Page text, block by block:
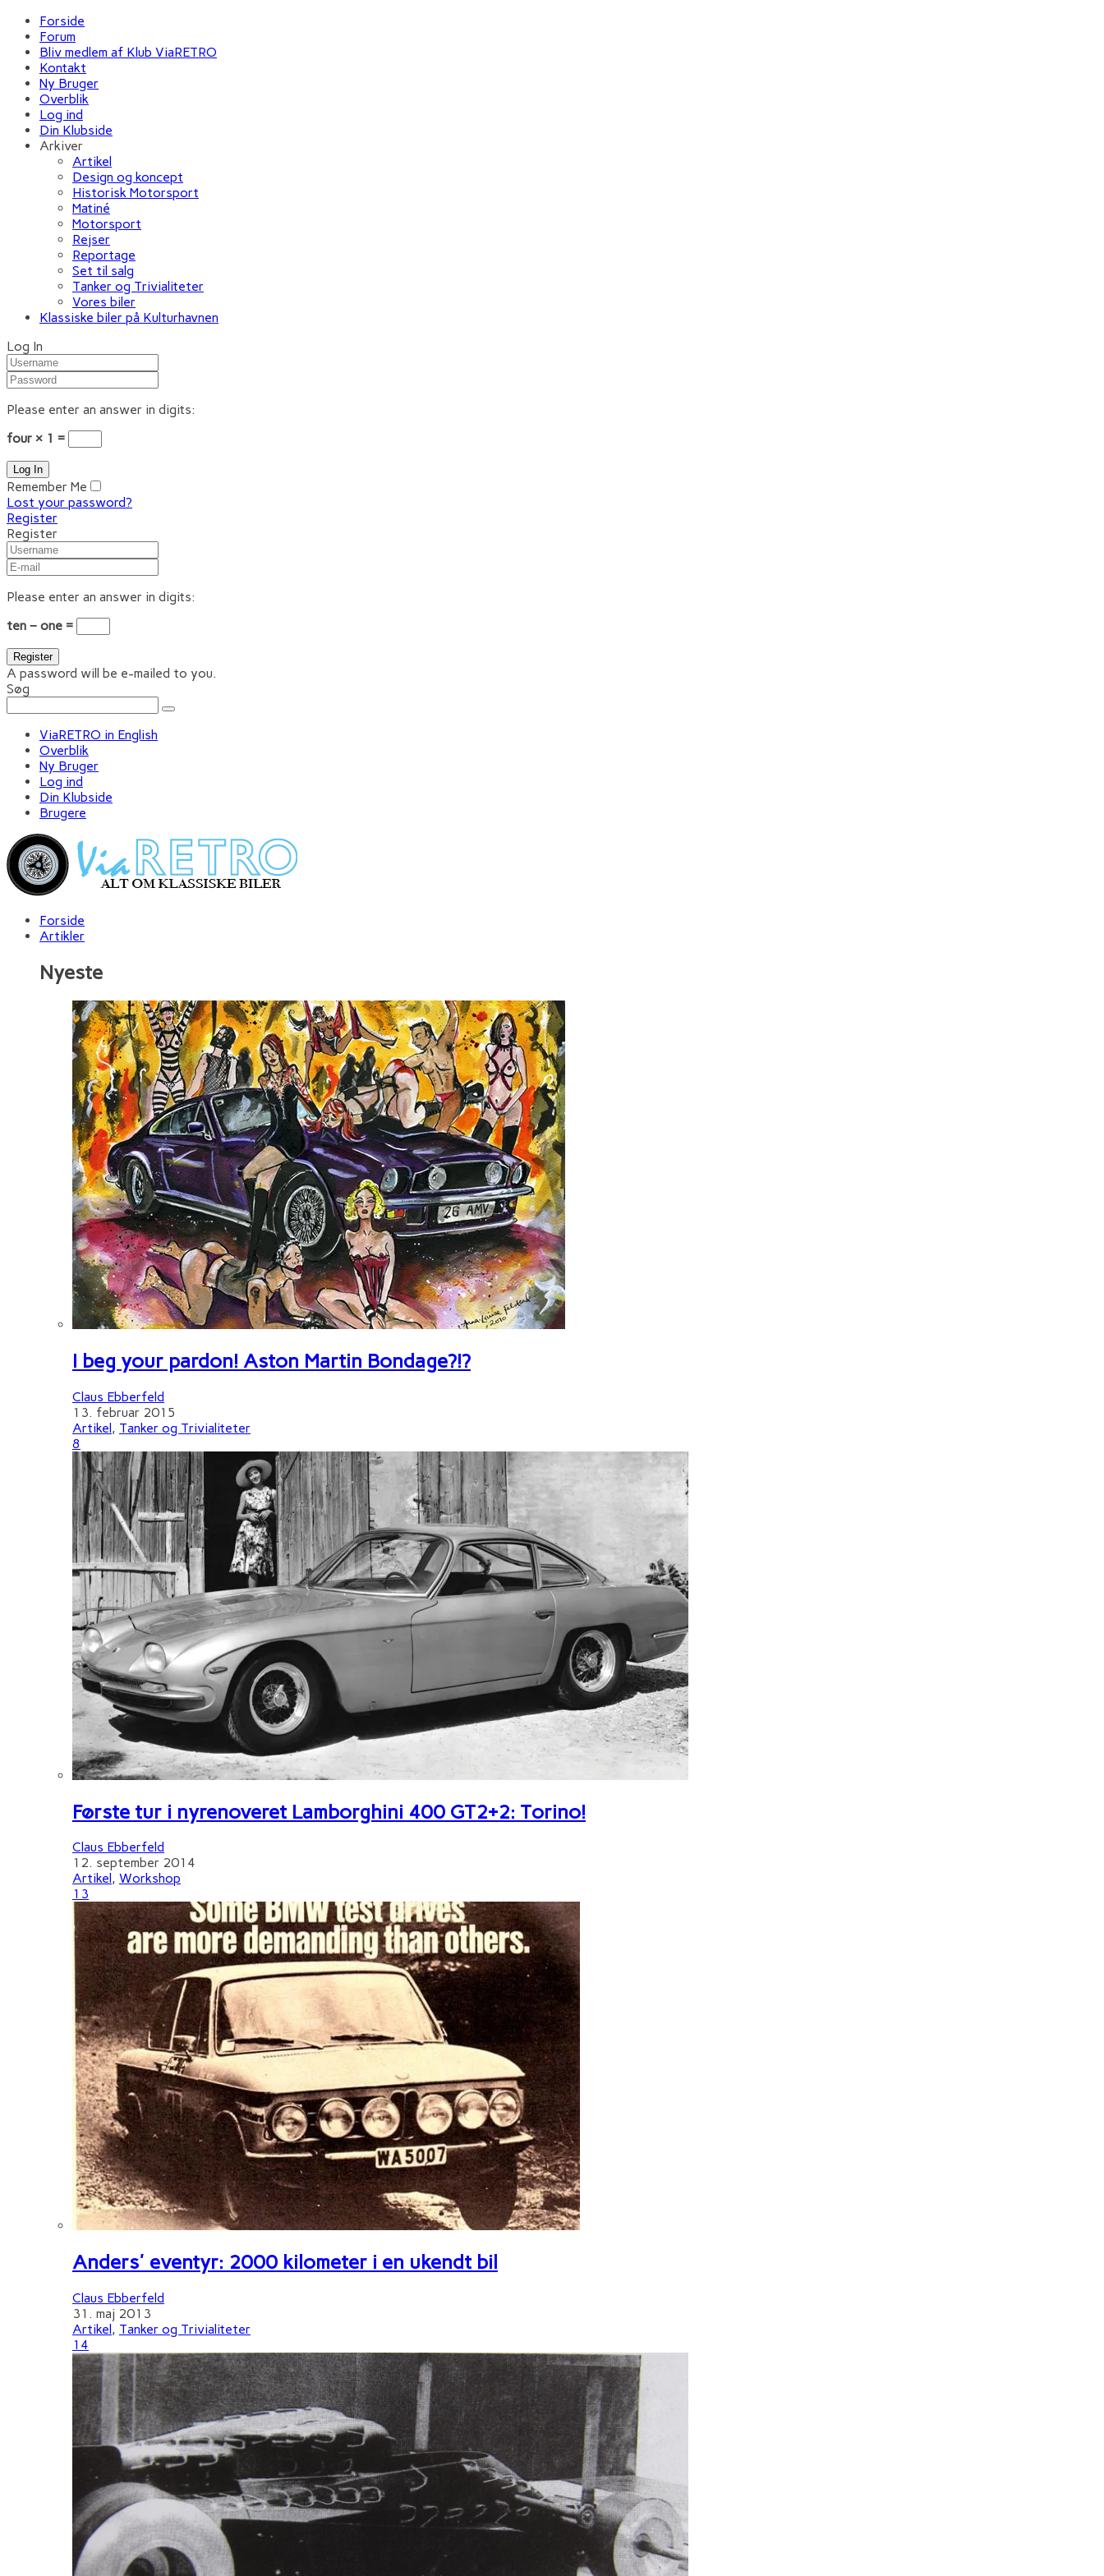
Forside
Forum
Bliv medlem af Klub ViaRETRO
Kontakt
Ny Bruger
Overblik
Log ind
Din Klubside
Arkiver
Artikel
Design og koncept
Historisk Motorsport
Matiné
Motorsport
Rejser
Reportage
Set til salg
Tanker og Trivialiteter
Vores biler
Klassiske biler på Kulturhavnen
Log In
Please enter an answer in digits:
four × 1 =
Remember Me
Lost your password?
Register
Register
Please enter an answer in digits:
ten − one =
A password will be e-mailed to you.
Søg
ViaRETRO in English
Overblik
Ny Bruger
Log ind
Din Klubside
Brugere
Forside
Artikler
Nyeste
I beg your pardon! Aston Martin Bondage?!?
Claus Ebberfeld
13. februar 2015
Artikel, Tanker og Trivialiteter
8
Første tur i nyrenoveret Lamborghini 400 GT2+2: Torino!
Claus Ebberfeld
12. september 2014
Artikel , Workshop
13
Anders' eventyr: 2000 kilometer i en ukendt bil
Claus Ebberfeld
31. maj 2013
Artikel , Tanker og Trivialiteter
14